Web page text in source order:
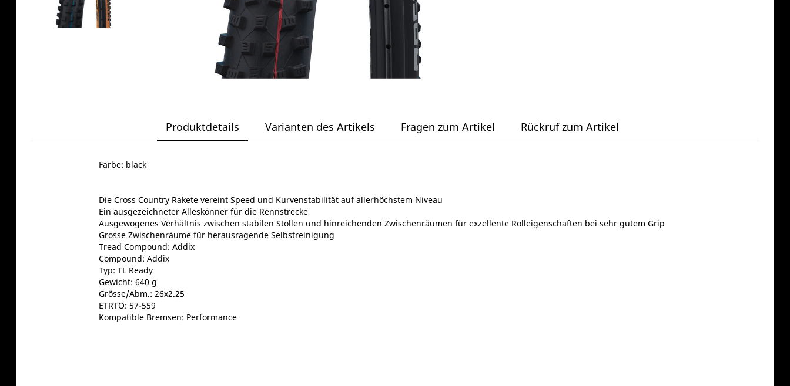
Produktdetails Varianten des Artikels Fragen zum Artikel Rückruf zum Artikel
Farbe: black
Die Cross Country Rakete vereint Speed und Kurvenstabilität auf allerhöchstem Niveau
Ein ausgezeichneter Alleskönner für die Rennstrecke
Ausgewogenes Verhältnis zwischen stabilen Stollen und hinreichenden Zwischenräumen für exzellente Rolleigenschaften bei sehr gutem Grip
Grosse Zwischenräume für herausragende Selbstreinigung
Tread Compound: Addix
Compound: Addix
Typ: TL Ready
Gewicht: 640 g
Grösse/Abm.: 26x2.25
ETRTO: 57-559
Kompatible Bremsen: Performance